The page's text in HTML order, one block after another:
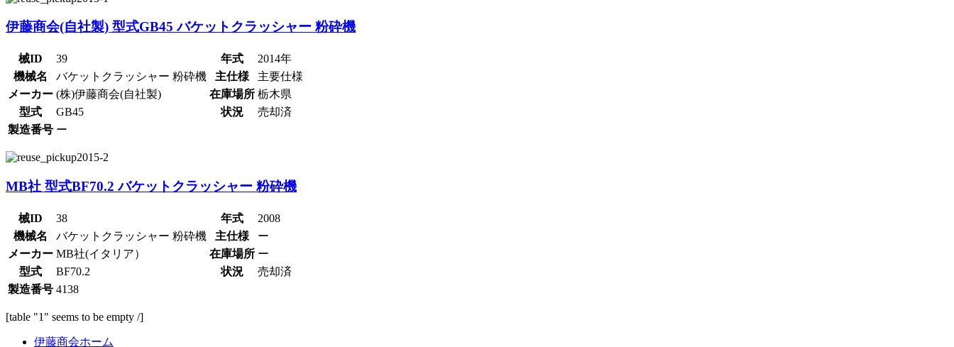
伊藤商会(自社製) 型式GB45 バケットクラッシャー 粉砕機
械ID 39 年式
2014年
機械名
バケットクラッシャー 粉砕機 主仕様
主要仕様
メーカー (株)伊藤商会(自社製) 在庫場所 栃木県
型式
GB45 状況
売却済
製造番号 ー
MB社 型式BF70.2 バケットクラッシャー 粉砕機
械ID 38 年式
2008
機械名
バケットクラッシャー 粉砕機 主仕様
ー
メーカー MB社(イタリア） 在庫場所 ー
型式
BF70.2 状況
売却済
製造番号 4138
[table "1" seems to be empty /]
伊藤商会ホーム